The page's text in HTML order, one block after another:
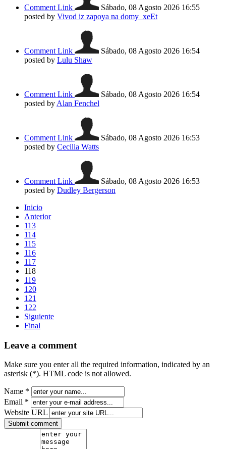
Comment Link
Sábado, 08 Agosto 2026 16:55
posted by Vivod iz zapoya na domy_xeEt
Comment Link
Sábado, 08 Agosto 2026 16:54
posted by Lulu Shaw
Comment Link
Sábado, 08 Agosto 2026 16:54
posted by Alan Fenchel
Comment Link
Sábado, 08 Agosto 2026 16:53
posted by Cecilia Watts
Comment Link
Sábado, 08 Agosto 2026 16:53
posted by Dudley Bergerson
Inicio
Anterior
113
114
115
116
117
118
119
120
121
122
Siguiente
Final
Leave a comment
Make sure you enter all the required information, indicated by an
asterisk (*). HTML code is not allowed.
Name *
Email *
Website URL